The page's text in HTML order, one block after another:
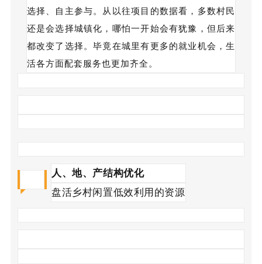
选择、自主参与。从以往项目的数据看，多数村民
还是会选择城镇化，哪怕一开始会有犹豫，但后来
都改变了选择。毕竟在城里有更多的就业机会，生
活各方面配套服务也更加齐全。
人、地、产结构优化
盘活乡村闲置低效利用的资源